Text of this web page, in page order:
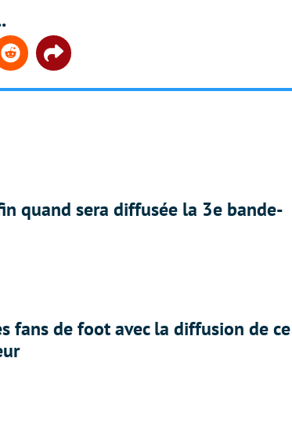
Reddit Share
quand sera diffusée la 3e bande-
fans de foot avec la diffusion de ce